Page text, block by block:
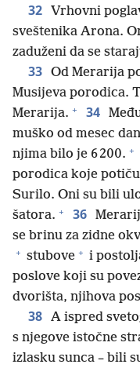
32 Vrhovni
sveštenika Arona.
zaduženi da se
33 Od Merarija
Musijeva porodica.
Merarija. + 34
muško od mesec
njima bilo je 6 200. +
porodica koje
Surilo. Oni su bili
šatora. + 36
se brinu za zidne
+ stubove + i
poslove koji su
dvorišta, njihova
38 A ispred
s njegove istočne
izlasku sunca – bili